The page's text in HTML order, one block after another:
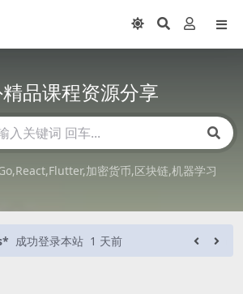
品课程资源分享
React Flutter 加密货币 区块链 机器学习
成功登录本站 1 天前